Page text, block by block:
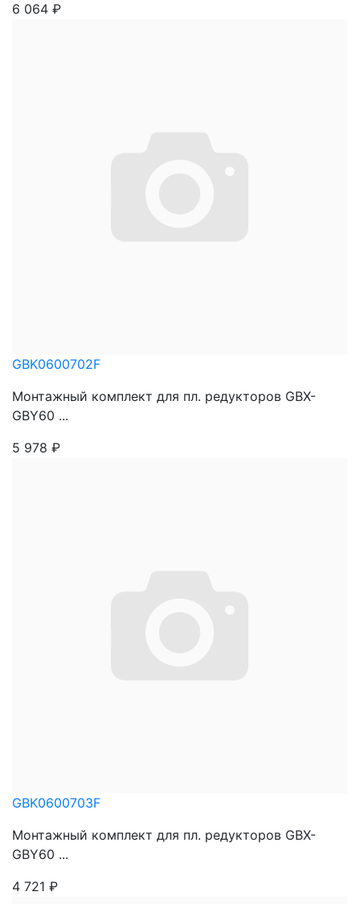
6 064 ₽
GBK0600702F
Монтажный комплект для пл. редукторов GBX-
GBY60 ...
5 978 ₽
GBK0600703F
Монтажный комплект для пл. редукторов GBX-
GBY60 ...
4 721 ₽